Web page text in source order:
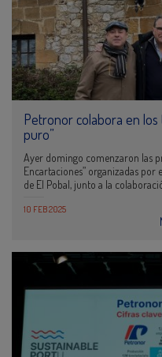
Petronor colabora en los
puro”
Ayer domingo comenzaron las
Encartaciones” organizadas
de El Pobal, junto a la
10 FEB 2025